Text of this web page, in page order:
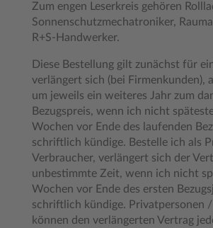
Zum engen Leserkreis gehören
Sonnenschutzmechatroniker,
R+S-Handwerker.
Diese Bestellung gilt zunächst für
verlängert sich (bei Firmenkunden),
um jeweils ein weiteres Jahr zum
Bezugspreis, wenn ich nicht
Wochen vor Ende des laufenden
schriftlich kündige. Bestelle ich als
Verbraucher, verlängert sich der
unbestimmte Zeit, wenn ich nicht
Wochen vor Ende des ersten
schriftlich kündige. Privatpersonen
können den verlängerten Vertrag